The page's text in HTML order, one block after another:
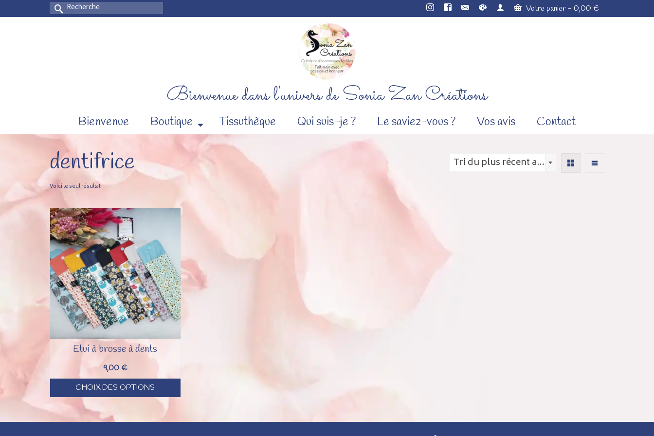
Votre panier- 0,00 €
Rechercher :
Bienvenue dans l'univers de Sonia Zan Créations
Bienvenue Boutique Tissuthèque Qui suis-je ? Le saviez-vous ? Vos avis Contact
dentifrice
Voici le seul résultat
Tri du plus récent au plus ancien
Etui à brosse à dents
9,00€
CHOIX DES OPTIONS
produit